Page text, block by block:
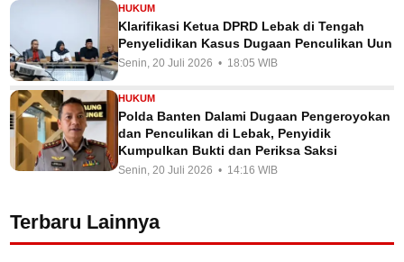
HUKUM
Klarifikasi Ketua DPRD Lebak di Tengah
Penyelidikan Kasus Dugaan Penculikan Uun
Senin, 20 Juli 2026 • 18:05 WIB
HUKUM
Polda Banten Dalami Dugaan Pengeroyokan
dan Penculikan di Lebak, Penyidik
Kumpulkan Bukti dan Periksa Saksi
Senin, 20 Juli 2026 • 14:16 WIB
Terbaru Lainnya